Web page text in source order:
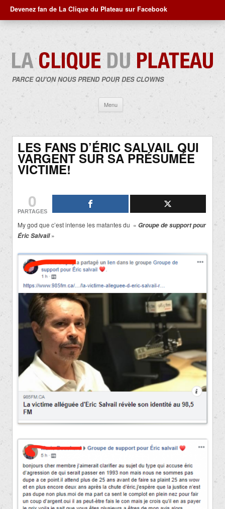
Devenez fan de La Clique du Plateau sur Facebook
PARCE QU'ON NOUS PREND POUR DES CLOWNS
Menu
contenu
LES FANS D’ÉRIC SALVAIL QUI
VARGENT SUR SA PRÉSUMÉE
VICTIME!
0
PARTAGES
My god que c’est intense les matantes du « Groupe de support pour
Éric Salvail»